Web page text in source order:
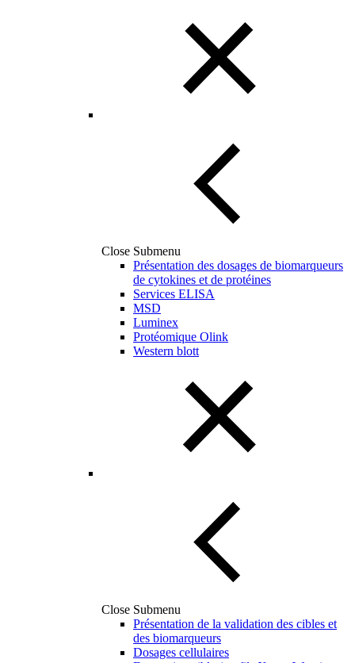
Close Submenu
Présentation des dosages de biomarqueurs
de cytokines et de protéines
Services ELISA
MSD
Luminex
Protéomique Olink
Western blott
Close Submenu
Présentation de la validation des cibles et
des biomarqueurs
Dosages cellulaires